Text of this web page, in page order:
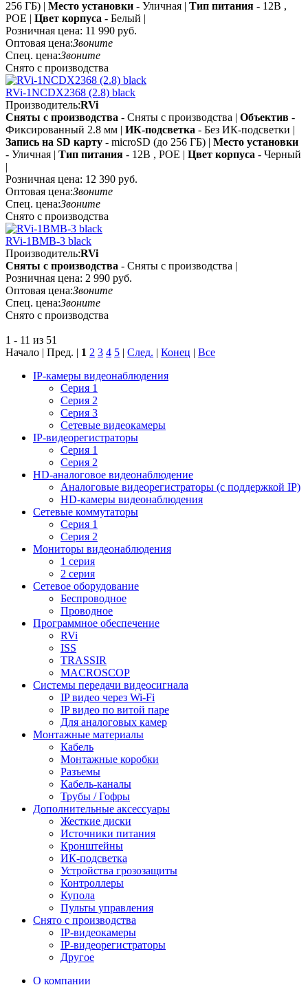
256 ГБ) | Место установки - Уличная | Тип питания - 12В ,
POE | Цвет корпуса - Белый |
Розничная цена: 11 990 руб.
Оптовая цена:Звоните
Спец. цена:Звоните
Снято с производства
RVi-1NCDX2368 (2.8) black
Производитель:RVi
Сняты с производства - Сняты с производства | Объектив -
Фиксированный 2.8 мм | ИК-подсветка - Без ИК-подсветки |
Запись на SD карту - microSD (до 256 ГБ) | Место установки
- Уличная | Тип питания - 12В , POE | Цвет корпуса - Черный
|
Розничная цена: 12 390 руб.
Оптовая цена:Звоните
Спец. цена:Звоните
Снято с производства
RVi-1BMB-3 black
Производитель:RVi
Сняты с производства - Сняты с производства |
Розничная цена: 2 990 руб.
Оптовая цена:Звоните
Спец. цена:Звоните
Снято с производства
1 - 11 из 51
Начало | Пред. | 1 2 3 4 5 | След. | Конец | Все
IP-камеры видеонаблюдения
Серия 1
Серия 2
Серия 3
Сетевые видеокамеры
IP-видеорегистраторы
Серия 1
Серия 2
HD-аналоговое видеонаблюдение
Aналоговые видеорегистраторы (с поддержкой IP)
HD-камеры видеонаблюдения
Сетевые коммутаторы
Серия 1
Серия 2
Мониторы видеонаблюдения
1 серия
2 серия
Сетевое оборудование
Беспроводное
Проводное
Программное обеспечение
RVi
ISS
TRASSIR
MACROSCOP
Системы передачи видеосигнала
IP видео через Wi-Fi
IP видео по витой паре
Для аналоговых камер
Монтажные материалы
Кабель
Монтажные коробки
Разъемы
Кабель-каналы
Трубы / Гофры
Дополнительные аксессуары
Жесткие диски
Источники питания
Кронштейны
ИК-подсветка
Устройства грозозащиты
Контроллеры
Купола
Пульты управления
Снято с производства
IP-видеокамеры
IP-видеорегистраторы
Другое
О компании